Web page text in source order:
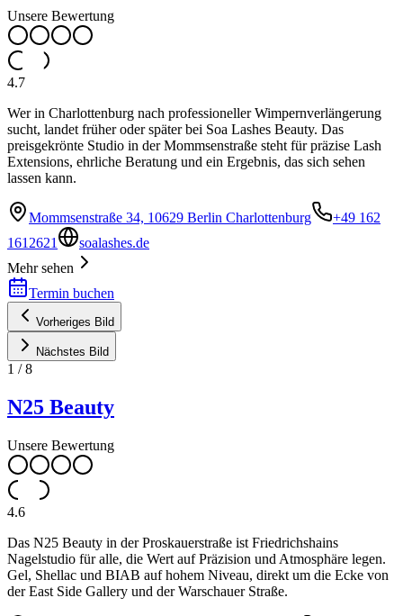
Unsere Bewertung
4.7
Wer in Charlottenburg nach professioneller Wimpernverlängerung
sucht, landet früher oder später bei Soa Lashes Beauty. Das
preisgekrönte Studio in der Mommsenstraße steht für präzise Lash
Extensions, ehrliche Beratung und ein Ergebnis, das sich sehen
lassen kann.
Mommsenstraße 34, 10629 Berlin Charlottenburg
+49 162
1612621
soalashes.de
Mehr sehen
Termin buchen
Vorheriges Bild
Nächstes Bild
1 /8
N25 Beauty
Unsere Bewertung
4.6
Das N25 Beauty in der Proskauerstraße ist Friedrichshains
Nagelstudio für alle, die Wert auf Präzision und Atmosphäre legen.
Gel, Shellac und BIAB auf hohem Niveau, direkt um die Ecke von
der East Side Gallery und der Warschauer Straße.